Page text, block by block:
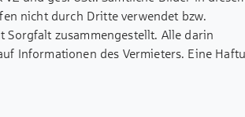
mit Alpenblick! Begrünter Innenhof mit
für Versorgung direkt vor Ort
Fassade möglich
nicht durch Dritte verwendet bzw.
Sorgfalt zusammengestellt. Alle darin
Informationen des Vermieters. Eine